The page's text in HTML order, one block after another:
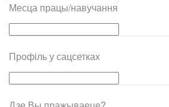
Месца працы/навучання
Профіль у сацсетках